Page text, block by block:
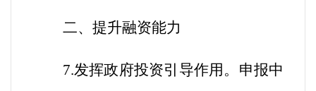
二、提升融资能力
7.发挥政府投资引导作用。 申报中